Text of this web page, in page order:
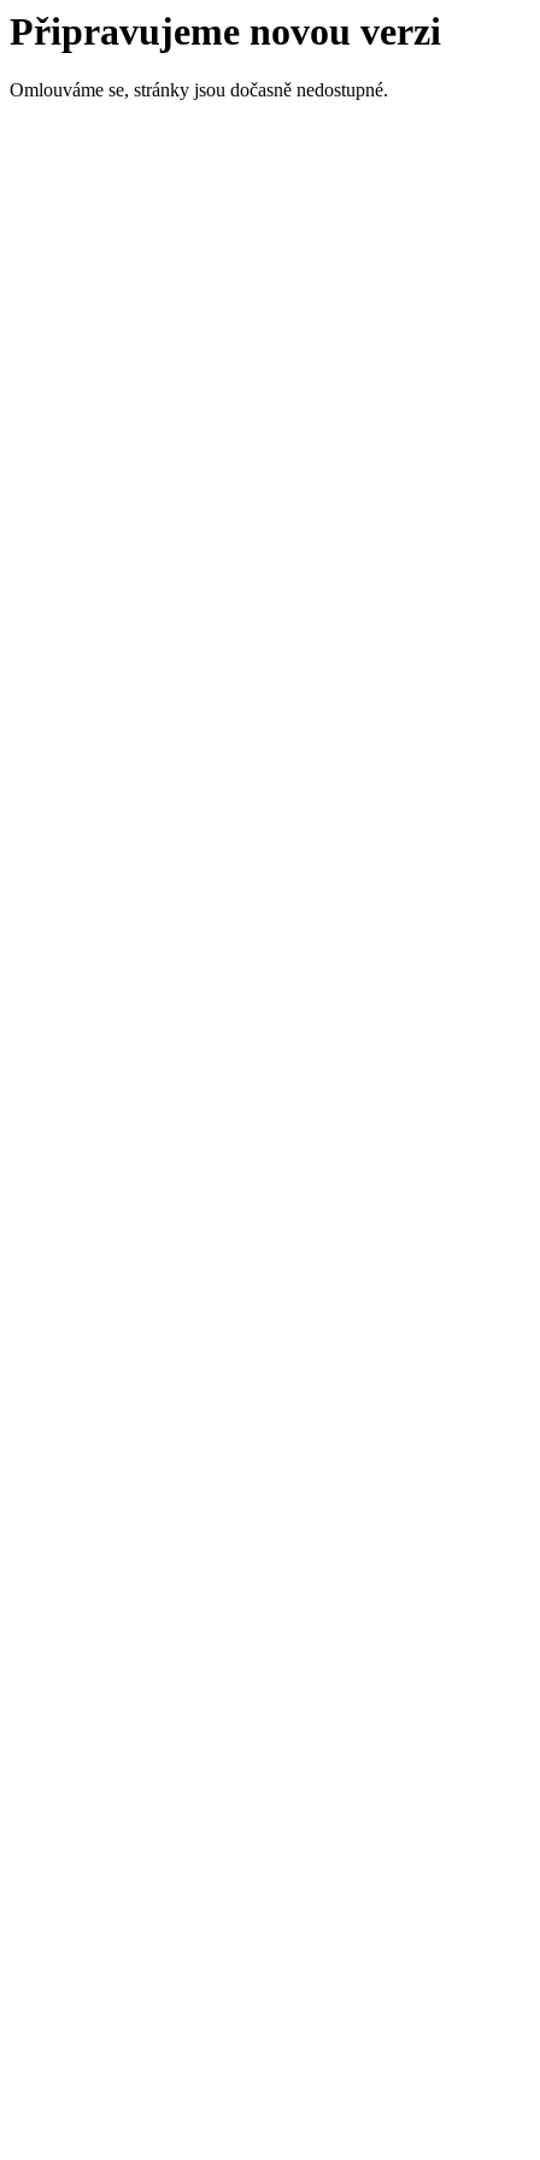
Připravujeme novou verzi
Omlouváme se, stránky jsou dočasně nedostupné.